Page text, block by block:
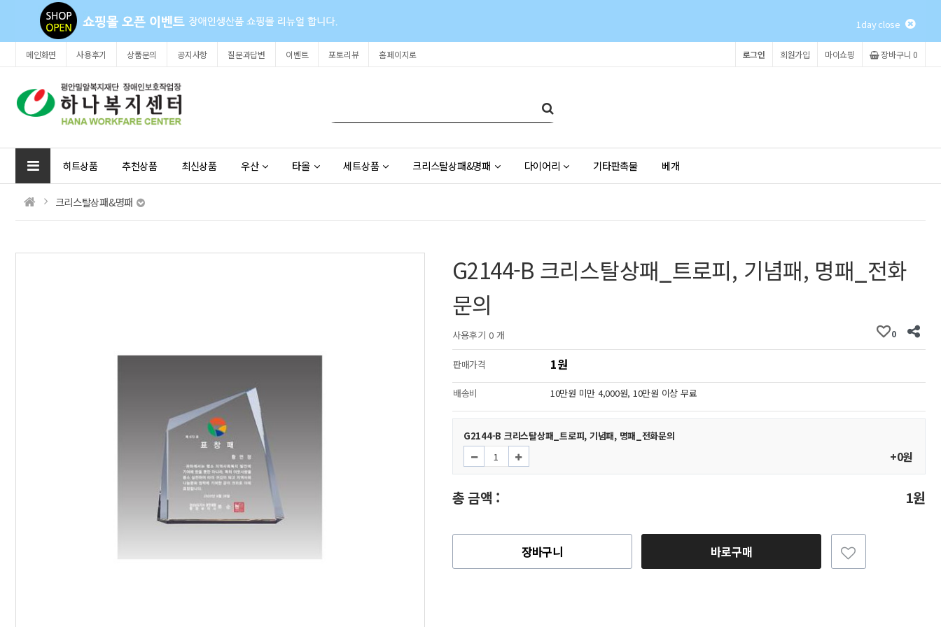
1day close
메인화면 사용후기 상품문의 공지사항 질문과답변 이벤트 포토리뷰 홈페이지로 장바구니 0
마이쇼핑
회원가입
로그인
히트상품 추천상품 최신상품 우산 타올 세트상품 크리스탈상패&명패 다이어리 기타판촉물 베개
크리스탈상패&명패
G2144-B 크리스탈상패_트로피, 기념패, 명패_전화
문의
사용후기 0 개 0
판매가격 1원
배송비 10만원 미만 4,000원, 10만원 이상 무료
G2144-B 크리스탈상패_트로피, 기념패, 명패_전화문의
+0원
총 금액 : 1원
장바구니 바로구매